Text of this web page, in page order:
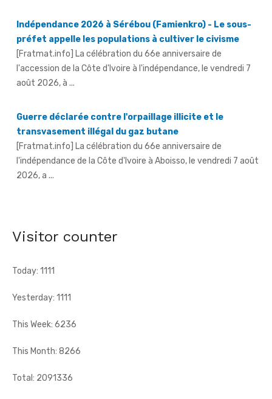
[Fratmat.info] La célébration du 66e anniversaire de
l'accession de la Côte d'Ivoire à l'indépendance, le vendredi 7
août 2026, à ...
[Fratmat.info] La célébration du 66e anniversaire de
l'indépendance de la Côte d'Ivoire à Aboisso, le vendredi 7 août
2026, a ...
Gontougo, a célébré, le vendredi 7 août 2026, le 66e
Visitor counter
Today: 1111
Yesterday: 1111
This Week: 6236
This Month: 8266
Total: 2091336